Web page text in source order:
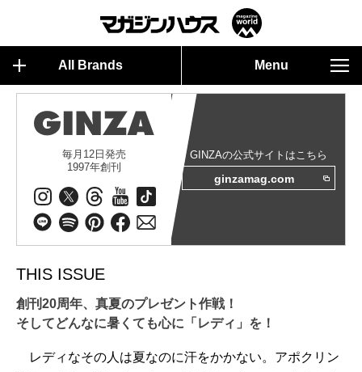
All Brands Menu
毎月12日発売
1997年創刊
GINZAの公式サイトはこちら
ginzamag.com
THIS ISSUE
創刊20周年、真夏のプレゼント作戦！
そしてどんなに暑くても心に「レディ」を！
レディなその人は夏なのに汗をかかない。アポクリン